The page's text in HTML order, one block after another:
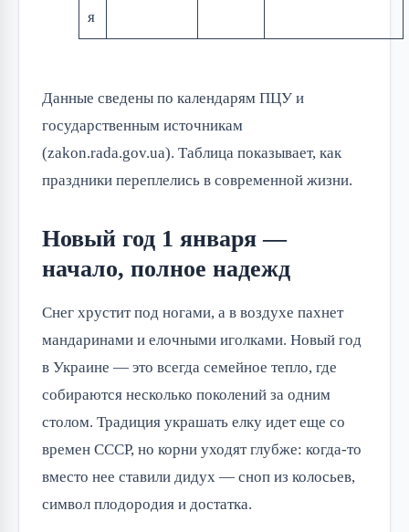
я
Данные сведены по календарям ПЦУ и
государственным источникам
(zakon.rada.gov.ua). Таблица показывает, как
праздники переплелись в современной жизни.
Новый год 1 января —
начало, полное надежд
Снег хрустит под ногами, а в воздухе пахнет
мандаринами и елочными иголками. Новый год
в Украине — это всегда семейное тепло, где
собираются несколько поколений за одним
столом. Традиция украшать елку идет еще со
времен СССР, но корни уходят глубже: когда-то
вместо нее ставили дидух — сноп из колосьев,
символ плодородия и достатка.